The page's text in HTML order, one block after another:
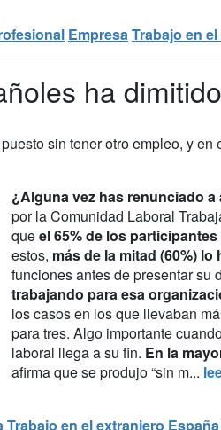
Empresa Trabajo en
ha
sin tener otro empleo, y
¿Alguna vez has renunciado
por la Comunidad Laboral
queel 65% de los
estos, más de la mitad (60%)
funciones antes de presentar su
trabajando para esa
los casos en los que llevaban
para tres. Algo importante
laboral llega a su fin. En la
afirma que se produjo “sin m...
Trabajo en el extranjero España